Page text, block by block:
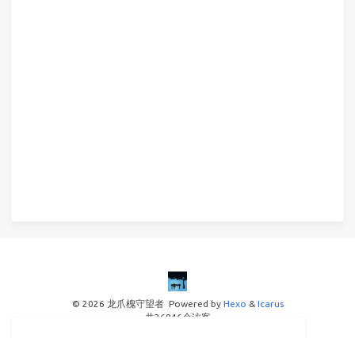
© 2026 龙爪槐守望者Powered by Hexo & Icarus
共26846 个访客